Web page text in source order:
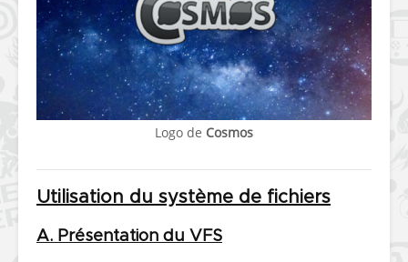
Logo de Cosmos
Utilisation du système de fichiers
A. Présentation du VFS
[Vita] Ouverture de
concours de